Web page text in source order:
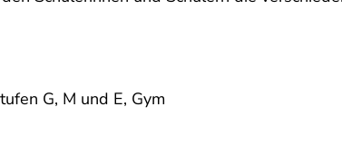
G, M und E, Gym